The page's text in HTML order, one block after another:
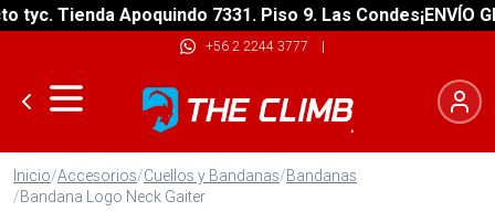
Tienda Apoquindo 7331. Piso 9. Las Condes¡ENVÍO
+56 2 2244 3777 |
Inicio/Accesorios/Cuellos y Bandanas/Bandanas
/Bandana Logo Neck Gaiter